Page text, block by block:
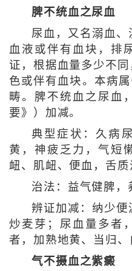
脾不统血之尿血
尿血，又名溺血
血液或伴有血块，排
证，根据血量多少不
色或伴有血块。本病
畴。脾不统血之尿血
要》）加减。
典型症状：久病
黄，神疲乏力，气短
衄、肌衄、便血，舌质
治法：益气健脾，
辨证加减：纳少便
炒麦芽；尿血量多者
者，加熟地黄、当归、
气不摄血之紫癜